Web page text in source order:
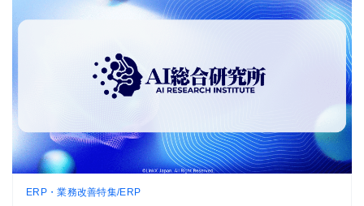
ERP・業務改善特集/ERP